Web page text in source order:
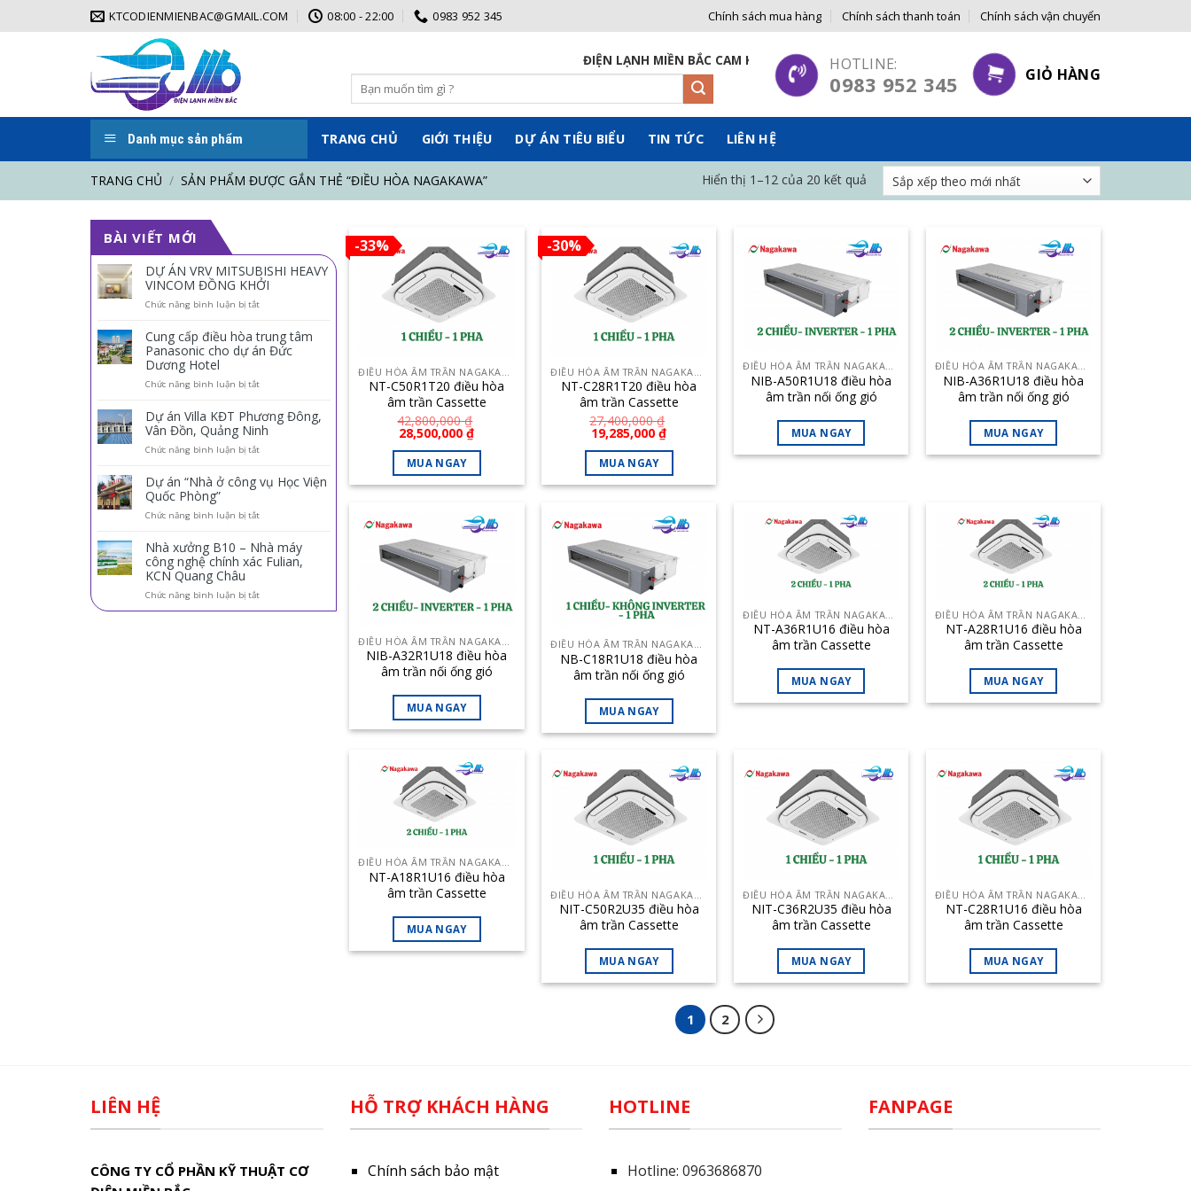
to
KTCODIENMIENBAC@GMAIL.COM 08:00 - 22:00 0983 952 345 Chính sách mua hàng Chính sách thanh toán Chính sách vận chuyển
ĐIỆN LẠNH MIỀN BẮC CAM KẾT BÁN GIÁ GỐC ĐẾN TAY NGƯỜI TIÊU DÙNG
Tìm
kiếm:
HOTLINE:
0983 952 345 GIỎ HÀNG
Danh mục sản phẩm TRANG CHỦ GIỚI THIỆU DỰ ÁN TIÊU BIỂU TIN TỨC LIÊN HỆ
TRANG CHỦ / SẢN PHẨM ĐƯỢC GẮN THẺ “ĐIỀU HÒA NAGAKAWA” Hiển thị 1–12 của 20 kết quả
BÀI VIẾT MỚI
DỰ ÁN VRV MITSUBISHI HEAVY
VINCOM ĐỒNG KHỞI
Chức năng bình luận bị tắtở
VRV
MITSUBISHI
VINCOM
Cung cấp điều hòa trung tâm
Panasonic cho dự án Đức
Dương Hotel
Chức năng bình luận bị tắtở
điều
hòa
trung
Panasonic
cho
án
Dương
Hotel
Dự án Villa KĐT Phương Đông,
Vân Đồn, Quảng Ninh
Chức năng bình luận bị tắtở
Villa
Phương
Vân
Đồn,
Quảng
Dự án “Nhà ở công vụ Học Viện
Quốc Phòng”
Chức năng bình luận bị tắtở
án
“Nhà
ở
vụ
Nhà xưởng B10 – Nhà máy
công nghệ chính xác Fulian,
KCN Quang Châu
Chức năng bình luận bị tắtở
-33%
NT-C50R1T20 điều hòa
âm trần Cassette
Nagakawa 50000BTU 1
chiều
42,800,000₫
Giá
gốc
là:
42,800,000 ₫.
28,500,000₫Giá
tại
28,500,000 ₫.
MUA NGAY
-30%
NT-C28R1T20 điều hòa
âm trần Cassette
Nagakawa 28000BTU 1
chiều
27,400,000₫
Giá
gốc
là:
27,400,000 ₫.
19,285,000₫Giá
tại
19,285,000 ₫.
MUA NGAY
ĐIỀU HÒA ÂM TRẦN NAGAKAWA
NIB-A50R1U18 điều hòa
âm trần nối ống gió
chiều inverter
MUA NGAY
ĐIỀU HÒA ÂM TRẦN NAGAKAWA
NIB-A36R1U18 điều hòa
âm trần nối ống gió
chiều inverter
MUA NGAY
NIB-A32R1U18 điều hòa
âm trần nối ống gió
chiều inverter
MUA NGAY
ĐIỀU HÒA ÂM TRẦN NAGAKAWA
NB-C18R1U18 điều hòa
âm trần nối ống gió
chiều
MUA NGAY
NT-A36R1U16 điều hòa
âm trần Cassette
chiều
MUA NGAY
NT-A28R1U16 điều hòa
âm trần Cassette
chiều
MUA NGAY
ĐIỀU HÒA ÂM TRẦN NAGAKAWA
NT-A18R1U16 điều hòa
âm trần Cassette
chiều
MUA NGAY
NIT-C50R2U35 điều hòa
âm trần Cassette
chiều inverter
MUA NGAY
NIT-C36R2U35 điều hòa
âm trần Cassette
chiều inverter
MUA NGAY
NT-C28R1U16 điều hòa
âm trần Cassette
chiều
MUA NGAY
1 2
LIÊN HỆ
CÔNG TY CỔ PHẦN KỸ THUẬT CƠ
HỖ TRỢ KHÁCH HÀNG
Chính sách bảo mật
HOTLINE
Hotline: 0963686870
FANPAGE